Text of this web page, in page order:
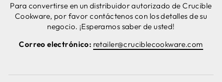
Para convertirse en un distribuidor autorizado de Crucible
Cookware, por favor contáctenos con los detalles de su
negocio. ¡Esperamos saber de usted!
Correo electrónico: retailer@cruciblecookware.com